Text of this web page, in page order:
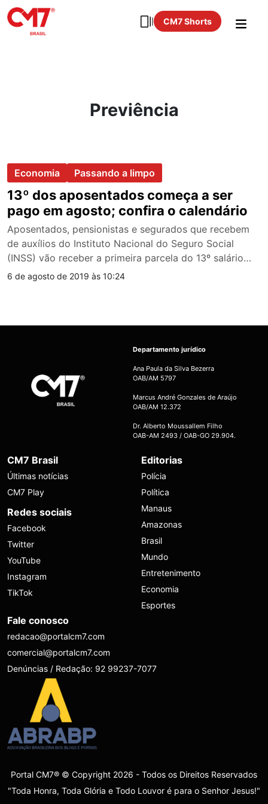
CM7 Shorts
Previência
Economia Passando a limpo
13º dos aposentados começa a ser
pago em agosto; confira o calendário
Aposentados, pensionistas e segurados que recebem
de auxílios do Instituto Nacional do Seguro Social
(INSS) vão receber a primeira parcela do 13º salário…
6 de agosto de 2019 às 10:24
Departamento jurídico
Ana Paula da Silva Bezerra
OAB/AM 5797
Marcus André Gonzales de Araújo
OAB/AM 12.372
Dr. Alberto Moussallem Filho
OAB-AM 2493 / OAB-GO 29.904.
CM7 Brasil
Últimas notícias
CM7 Play
Redes sociais
Facebook
Twitter
YouTube
Instagram
TikTok
Editorias
Polícia
Política
Manaus
Amazonas
Brasil
Mundo
Entretenimento
Economia
Esportes
Fale conosco
redacao@portalcm7.com
comercial@portalcm7.com
Denúncias / Redação: 92 99237-7077
Portal CM7® © Copyright 2026 - Todos os Direitos Reservados
"Toda Honra, Toda Glória e Todo Louvor é para o Senhor Jesus!"